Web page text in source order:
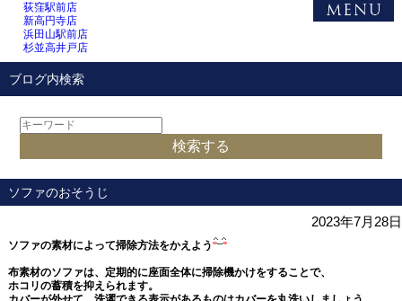
荻窪駅前店
新高円寺店
浜田山駅前店
杉並高井戸店
ブログ内検索
ソファのおそうじ
2023年7月28日
ソファの素材によって掃除方法をかえよう
布素材のソファは、定期的に座面全体に掃除機かけをすることで、
ホコリの蓄積を抑えられます。